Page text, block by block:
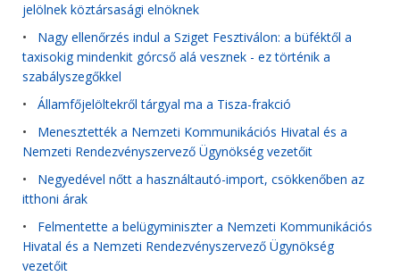
jelölnek köztársasági elnöknek
• Nagy ellenőrzés indul a Sziget Fesztiválon: a büféktől a
taxisokig mindenkit górcső alá vesznek - ez történik a
szabályszegőkkel
• Államfőjelöltekről tárgyal ma a Tisza-frakció
• Menesztették a Nemzeti Kommunikációs Hivatal és a
Nemzeti Rendezvényszervező Ügynökség vezetőit
• Negyedével nőtt a használtautó-import, csökkenőben az
itthoni árak
• Felmentette a belügyminiszter a Nemzeti Kommunikációs
Hivatal és a Nemzeti Rendezvényszervező Ügynökség
vezetőit